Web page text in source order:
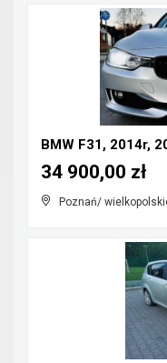
Poznań/
34 900,00 zł